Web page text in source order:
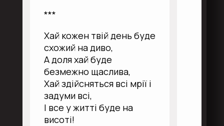
***
Хай кожен твій день буде
схожий на диво,
А доля хай буде
безмежно щаслива,
Хай здійсняться всі мрії і
задуми всі,
І все у житті буде на
висоті!